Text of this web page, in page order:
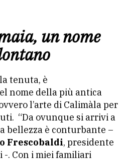
un nome
tenuta, è
nome della più antica
l’arte di Calimàla per
“Da ovunque si arrivi a
bellezza è conturbante –
Frescobaldi, presidente
-. Con i miei familiari